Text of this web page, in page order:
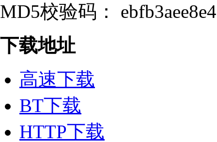
MD5校验码：
下载地址
高速下载
BT下载
HTTP下载